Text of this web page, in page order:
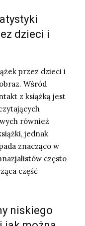
dzieci i
przez dzieci i
Wśród
z książką jest
również
jednak
znacząco w
często
część
niskiego